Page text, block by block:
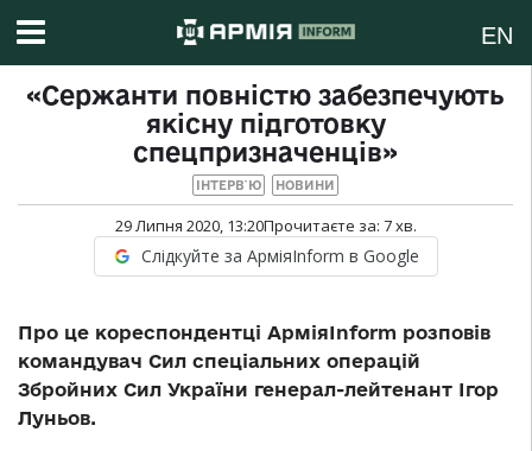
EN
«Сержанти повністю забезпечують
якісну підготовку
спецпризначенців»
ІНТЕРВ`Ю НОВИНИ
29 Липня 2020, 13:20Прочитаєте за: 7хв.
Слідкуйте за АрміяInform в Google
Про це кореспондентці АрміяInform розповів
командувач Сил спеціальних операцій
Збройних Сил України генерал-лейтенант Ігор
Луньов.